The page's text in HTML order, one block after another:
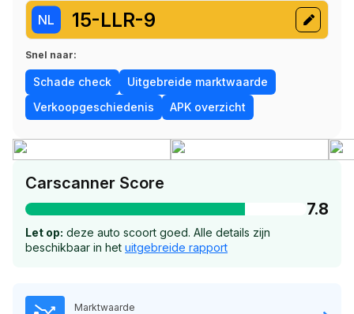
NL 15-LLR-9
Snel naar:
Schade check
Uitgebreide marktwaarde
Verkoopgeschiedenis
APK overzicht
Carscanner Score
7.8
Let op: deze auto scoort goed. Alle details zijn
beschikbaar in het uitgebreide rapport
Marktwaarde